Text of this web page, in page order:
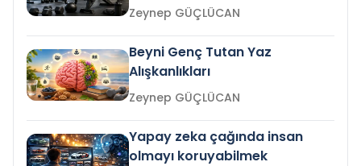
Zeynep GÜÇLÜCAN
Beyni Genç Tutan Yaz
Alışkanlıkları
Zeynep GÜÇLÜCAN
Yapay zeka çağında insan
olmayı koruyabilmek